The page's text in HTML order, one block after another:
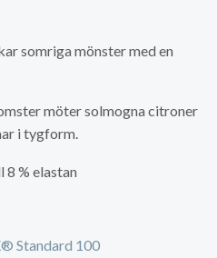
somriga mönster med en
möter solmogna citroner
i tygform.
8 % elastan
Standard 100